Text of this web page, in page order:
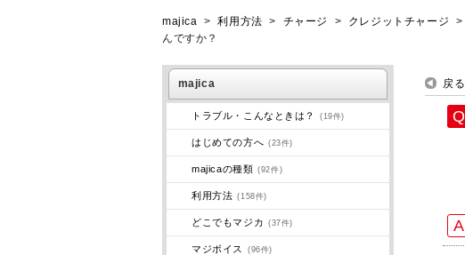
majica > 利用方法 > チャージ > クレジットチャージ >
んですか？
majica
トラブル・こんなときは？ (19件)
はじめての方へ (23件)
majicaの種類 (92件)
利用方法 (158件)
どこでもマジカ (37件)
マジボイス (96件)
戻る